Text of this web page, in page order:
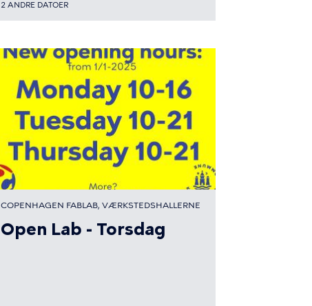
2 ANDRE DATOER
COPENHAGEN FABLAB, VÆRKSTEDSHALLERNE
Open Lab - Torsdag